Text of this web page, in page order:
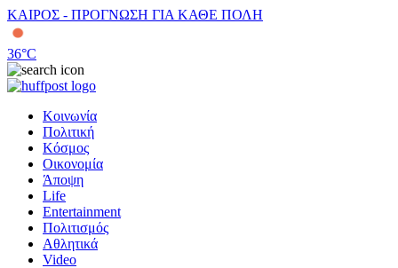
ΚΑΙΡΟΣ - ΠΡΟΓΝΩΣΗ ΓΙΑ ΚΑΘΕ ΠΟΛΗ
36°C
Κοινωνία
Πολιτική
Κόσμος
Οικονομία
Άποψη
Life
Entertainment
Πολιτισμός
Αθλητικά
Video